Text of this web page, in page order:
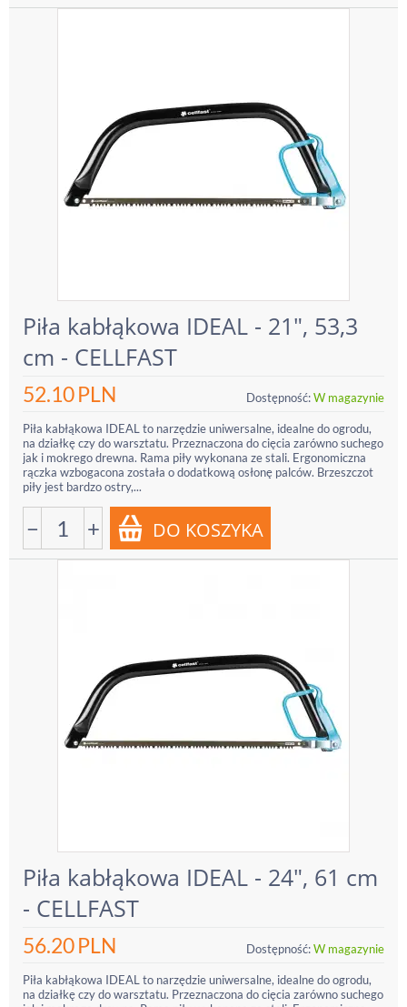
Piła kabłąkowa IDEAL - 21", 53,3
cm - CELLFAST
52.10PLN Dostępność:W magazynie
Piła kabłąkowa IDEAL to narzędzie uniwersalne, idealne do ogrodu,
na działkę czy do warsztatu. Przeznaczona do cięcia zarówno suchego
jak i mokrego drewna. Rama piły wykonana ze stali. Ergonomiczna
rączka wzbogacona została o dodatkową osłonę palców. Brzeszczot
piły jest bardzo ostry,...
− +
Piła kabłąkowa IDEAL - 24", 61 cm
- CELLFAST
56.20PLN Dostępność:W magazynie
Piła kabłąkowa IDEAL to narzędzie uniwersalne, idealne do ogrodu,
na działkę czy do warsztatu. Przeznaczona do cięcia zarówno suchego